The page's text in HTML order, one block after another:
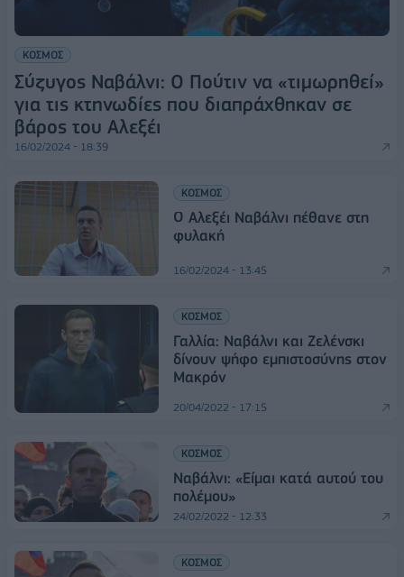
ΚΟΣΜΟΣ
Σύζυγος Ναβάλνι: Ο Πούτιν να «τιμωρηθεί»
για τις κτηνωδίες που διαπράχθηκαν σε
βάρος του Αλεξέι
16/02/2024 - 18:39
ΚΟΣΜΟΣ
Ο Αλεξέι Ναβάλνι πέθανε στη
φυλακή
16/02/2024 - 13:45
ΚΟΣΜΟΣ
Γαλλία: Ναβάλνι και Ζελένσκι
δίνουν ψήφο εμπιστοσύνης στον
Μακρόν
20/04/2022 - 17:15
ΚΟΣΜΟΣ
Ναβάλνι: «Είμαι κατά αυτού του
πολέμου»
24/02/2022 - 12:33
ΚΟΣΜΟΣ